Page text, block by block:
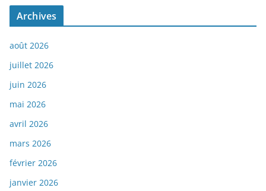
Archives
août 2026
juillet 2026
juin 2026
mai 2026
avril 2026
mars 2026
février 2026
janvier 2026